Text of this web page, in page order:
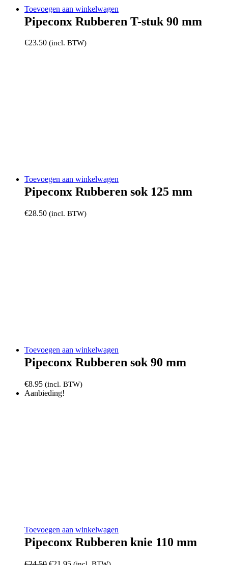
Toevoegen aan winkelwagen
Pipeconx Rubberen T-stuk 90 mm
€23.50 (incl. BTW)
Toevoegen aan winkelwagen
Pipeconx Rubberen sok 125 mm
€28.50 (incl. BTW)
Toevoegen aan winkelwagen
Pipeconx Rubberen sok 90 mm
€8.95 (incl. BTW)
Aanbieding!
Toevoegen aan winkelwagen
Pipeconx Rubberen knie 110 mm
Oorspronkelijke
Huidige